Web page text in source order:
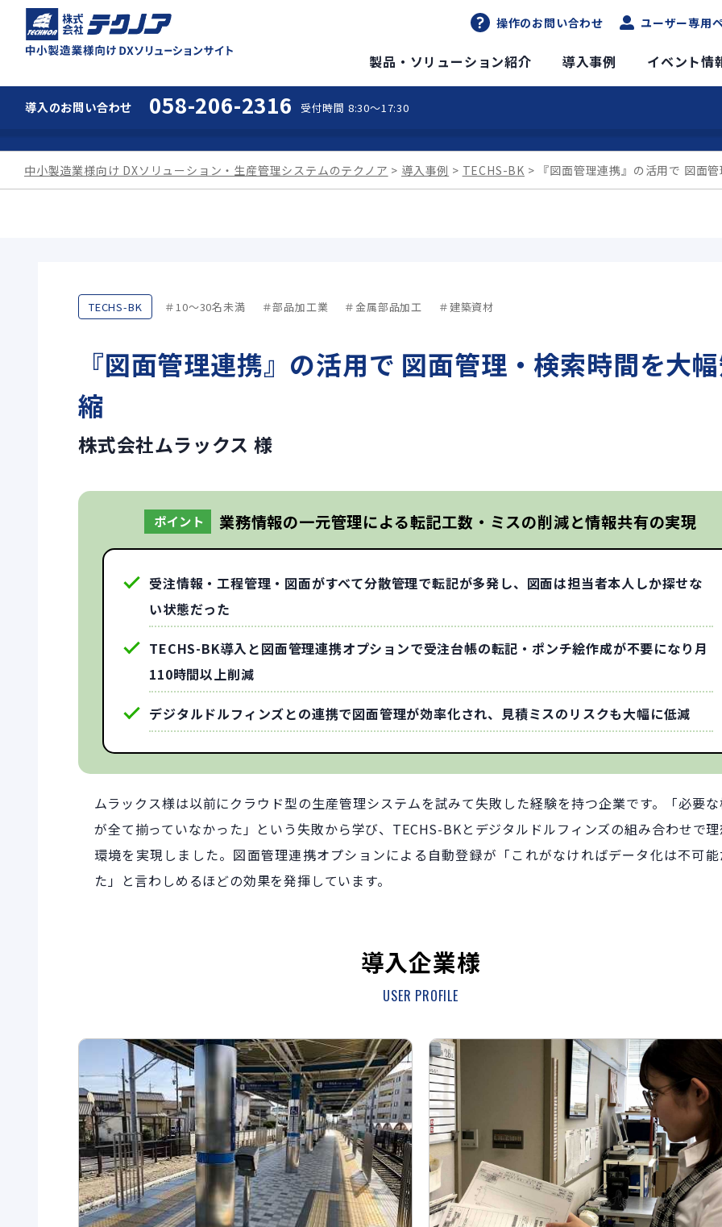
中小製造業様向け DXソリューションサイト
導入のお問い合わせ 058-206-2316 受付時間 8:30～17:30
操作のお問い合わせ ユーザー専用
製品・ソリューション紹介 導入事例 イベント情
中小製造業様向け DXソリューション・生産管理システムのテクノア 導入事例 TECHS-BK 『図面管理連携』の活用で 図面
TECHS-BK 10～30名未満 部品加工業 金属部品加工 建築資材
『図面管理連携』の活用で 図面管理・検索時間を大
縮
株式会社ムラックス 様
ポイント 業務情報の一元管理による転記工数・ミスの削減と情報共有の実現
受注情報・工程管理・図面がすべて分散管理で転記が多発し、図面は担当者本人しか探せな
い状態だった
TECHS-BK導入と図面管理連携オプションで受注台帳の転記・ポンチ絵作成が不要になり月
110時間以上削減
デジタルドルフィンズとの連携で図面管理が効率化され、見積ミスのリスクも大幅に低減
ムラックス様は以前にクラウド型の生産管理システムを試みて失敗した経験を持つ企業です。「必要
が全て揃っていなかった」という失敗から学び、TECHS-BKとデジタルドルフィンズの組み合わせで
環境を実現しました。図面管理連携オプションによる自動登録が「これがなければデータ化は不可
た」と言わしめるほどの効果を発揮しています。
導入企業様
USER PROFILE